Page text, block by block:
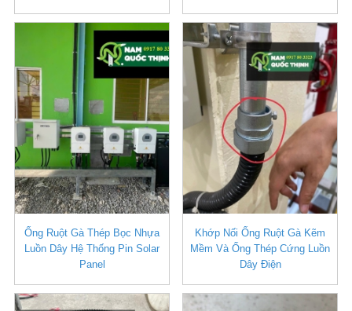
Ống Ruột Gà Thép Bọc Nhựa
Luồn Dây Hệ Thống Pin Solar
Panel
Khớp Nối Ống Ruột Gà Kẽm
Mềm Và Ống Thép Cứng Luồn
Dây Điện